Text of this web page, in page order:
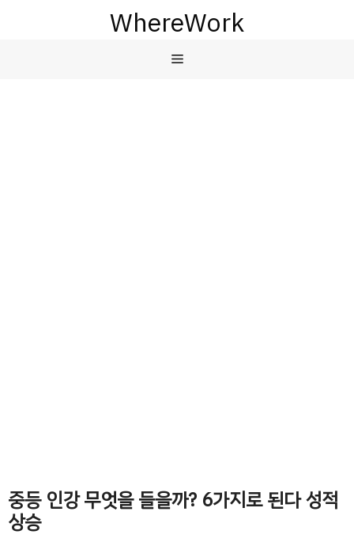
WhereWork
메
중등 인강 무엇을 들을까? 6가지로 된다 성적
상승